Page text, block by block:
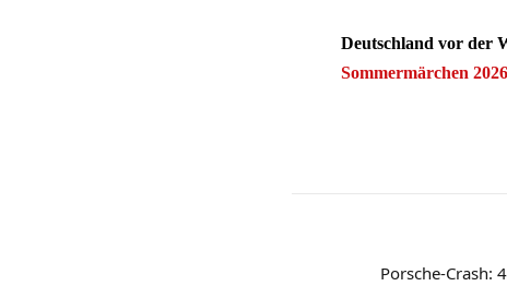
Deutschland vor der
Sommermärchen 2026
Porsche-Crash: